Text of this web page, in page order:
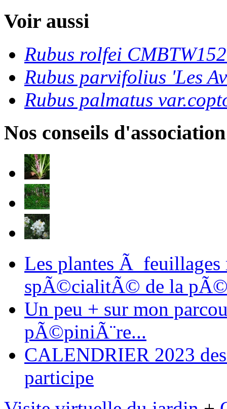
Voir aussi
Rubus rolfei
Rubus parvifolius 'Les
Rubus palmatus
Nos conseils d'association
Les plantes Ã feuillages
spÃ©cialitÃ© de la
Un peu + sur mon
pÃ©piniÃ¨re...
CALENDRIER 2023
participe